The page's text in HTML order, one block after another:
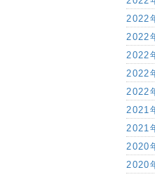
2022
2022
2022
2022
2022
2021
2021
2020
2020